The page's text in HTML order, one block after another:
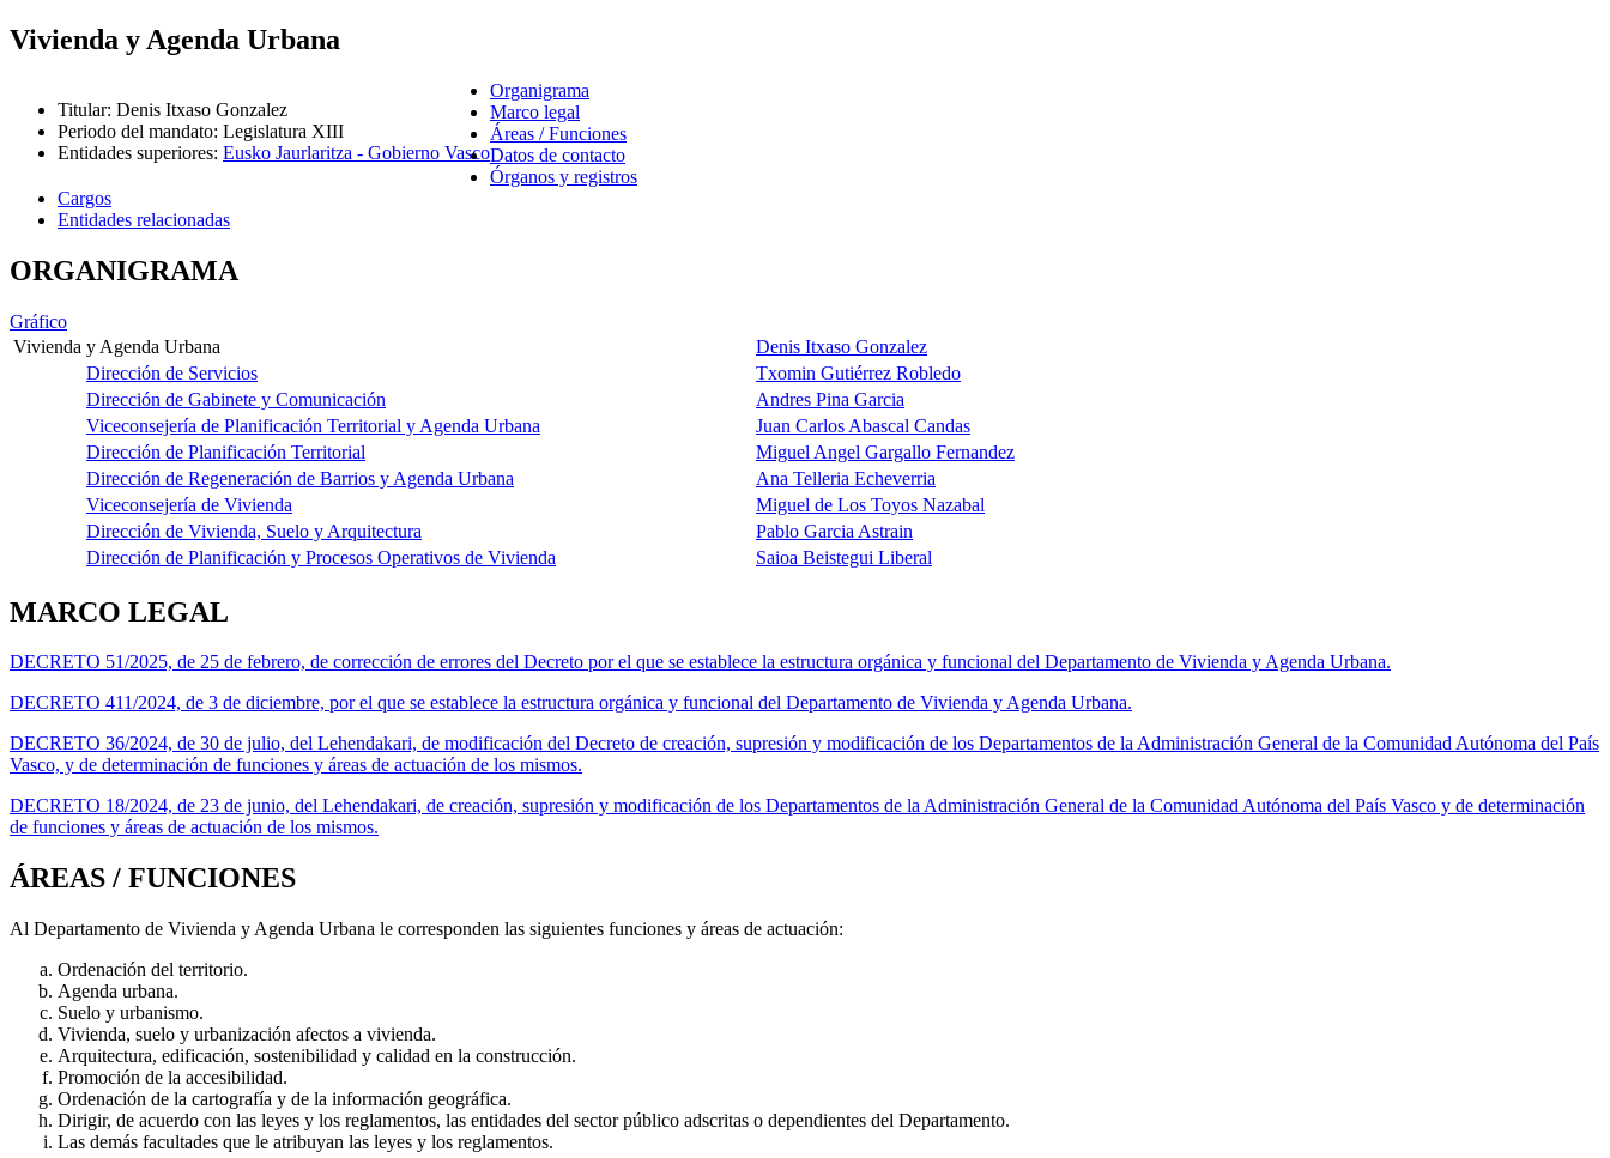
Vivienda y Agenda Urbana
Titular: Denis Itxaso Gonzalez
Periodo del mandato: Legislatura XIII
Entidades superiores: Eusko Jaurlaritza - Gobierno Vasco
Organigrama
Marco legal
Áreas / Funciones
Datos de contacto
Órganos y registros
Cargos
Entidades relacionadas
ORGANIGRAMA
Gráfico
Vivienda y Agenda Urbana
Denis Itxaso Gonzalez
Dirección de Servicios
Txomin Gutiérrez Robledo
Dirección de Gabinete y Comunicación
Andres Pina Garcia
Viceconsejería de Planificación Territorial y Agenda Urbana
Juan Carlos Abascal Candas
Dirección de Planificación Territorial
Miguel Angel Gargallo Fernandez
Dirección de Regeneración de Barrios y Agenda Urbana
Ana Telleria Echeverria
Viceconsejería de Vivienda
Miguel de Los Toyos Nazabal
Dirección de Vivienda, Suelo y Arquitectura
Pablo Garcia Astrain
Dirección de Planificación y Procesos Operativos de Vivienda
Saioa Beistegui Liberal
MARCO LEGAL
DECRETO 51/2025, de 25 de febrero, de corrección de errores del Decreto por el que se establece la estructura orgánica y funcional del Departamento de Vivienda y Agenda Urbana.
DECRETO 411/2024, de 3 de diciembre, por el que se establece la estructura orgánica y funcional del Departamento de Vivienda y Agenda Urbana.
DECRETO 36/2024, de 30 de julio, del Lehendakari, de modificación del Decreto de creación, supresión y modificación de los Departamentos de la Administración General de la Comunidad Autónoma del País
Vasco, y de determinación de funciones y áreas de actuación de los mismos.
DECRETO 18/2024, de 23 de junio, del Lehendakari, de creación, supresión y modificación de los Departamentos de la Administración General de la Comunidad Autónoma del País Vasco y de determinación
de funciones y áreas de actuación de los mismos.
ÁREAS / FUNCIONES
Al Departamento de Vivienda y Agenda Urbana le corresponden las siguientes funciones y áreas de actuación:
Ordenación del territorio.
Agenda urbana.
Suelo y urbanismo.
Vivienda, suelo y urbanización afectos a vivienda.
Arquitectura, edificación, sostenibilidad y calidad en la construcción.
Promoción de la accesibilidad.
Ordenación de la cartografía y de la información geográfica.
Dirigir, de acuerdo con las leyes y los reglamentos, las entidades del sector público adscritas o dependientes del Departamento.
Las demás facultades que le atribuyan las leyes y los reglamentos.